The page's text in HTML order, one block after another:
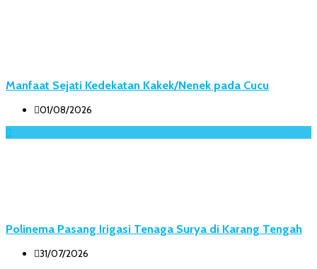
Manfaat Sejati Kedekatan Kakek/Nenek pada Cucu
01/08/2026
Polinema Pasang Irigasi Tenaga Surya di Karang Tengah
31/07/2026